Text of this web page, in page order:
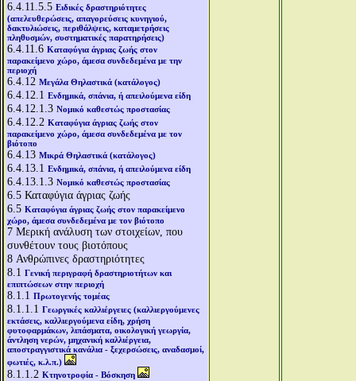
6.4.11.5.5 Ειδικές δραστηριότητες
(απελευθερώσεις, απαγορεύσεις κυνηγιού,
δακτυλιώσεις, περιθάλψεις, καταμετρήσεις
πληθυσμών, συστηματικές παρατηρήσεις)
6.4.11.6 Καταφύγια άγριας ζωής στον
παρακείμενο χώρο, άμεσα συνδεδεμένα με την
περιοχή
6.4.12 Μεγάλα Θηλαστικά (κατάλογος)
6.4.12.1 Ενδημικά, σπάνια, ή απειλούμενα είδη
6.4.12.1.3 Νομικό καθεστώς προστασίας
6.4.12.2 Καταφύγια άγριας ζωής στον
παρακείμενο χώρο, άμεσα συνδεδεμένα με τον
βιότοπο
6.4.13 Μικρά Θηλαστικά (κατάλογος)
6.4.13.1 Ενδημικά, σπάνια, ή απειλούμενα είδη
6.4.13.1.3 Νομικό καθεστώς προστασίας
6.5 Καταφύγια άγριας ζωής
6.5 Καταφύγια άγριας ζωής στον παρακείμενο
χώρο, άμεσα συνδεδεμένα με τον βιότοπο
7 Μερική ανάλυση των στοιχείων, που
συνθέτουν τους βιοτόπους
8 Ανθρώπινες δραστηριότητες
8.1 Γενική περιγραφή δραστηριοτήτων και
επιπτώσεων στην περιοχή
8.1.1 Πρωτογενής τομέας
8.1.1.1 Γεωργικές καλλιέργειες (καλλιεργούμενες
εκτάσεις, καλλιεργούμενα είδη, χρήση
φυτοφαρμάκων, λιπάσματα, οικολογική γεωργία,
άντληση νερών, μηχανική καλλιέργεια,
αποστραγγιστικά κανάλια - ξεχερσώσεις, αναδασμοί,
φωτιές, κ.λ.π.)
8.1.1.2 Κτηνοτροφία - Βόσκηση